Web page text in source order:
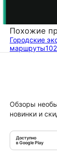
Похожие
Городские
маршруты102
Обзоры
новинки и
Доступно
в Google Play